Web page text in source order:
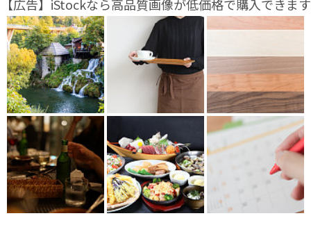
【広告】iStockなら高品質画像が低価格で購入できます